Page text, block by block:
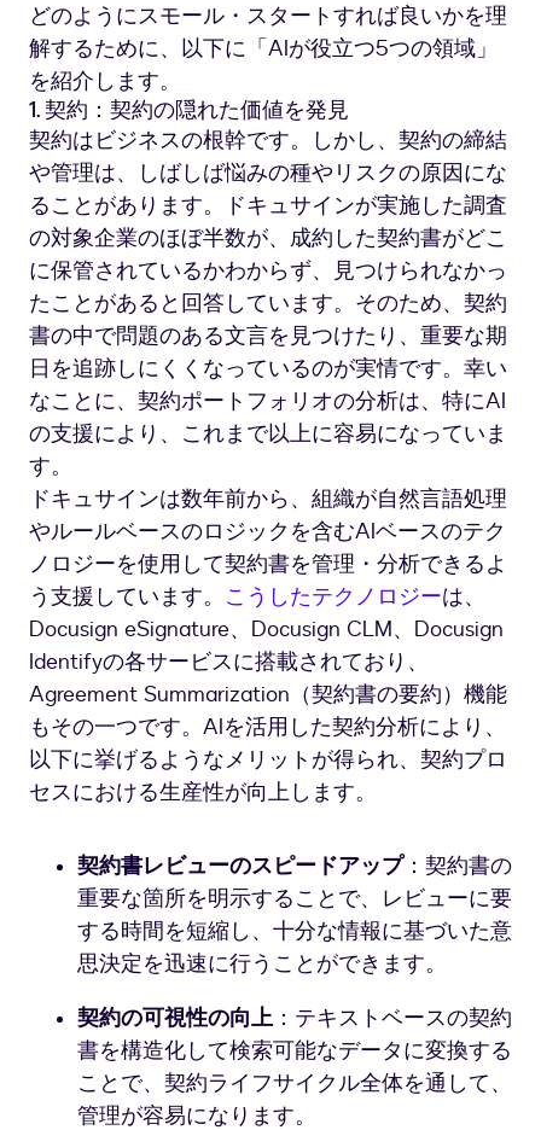
どのようにスモール・スタートすれば良いかを理
解するために、以下に「AIが役立つ5つの領域」
を紹介します。
1. 契約：契約の隠れた価値を発見
契約はビジネスの根幹です。しかし、契約の締結
や管理は、しばしば悩みの種やリスクの原因にな
ることがあります。ドキュサインが実施した調査
の対象企業のほぼ半数が、成約した契約書がどこ
に保管されているかわからず、見つけられなかっ
たことがあると回答しています。そのため、契約
書の中で問題のある文言を見つけたり、重要な期
日を追跡しにくくなっているのが実情です。幸い
なことに、契約ポートフォリオの分析は、特にAI
の支援により、これまで以上に容易になっていま
す。
ドキュサインは数年前から、組織が自然言語処理
やルールベースのロジックを含むAIベースのテク
ノロジーを使用して契約書を管理・分析できるよ
う支援しています。 こうしたテクノロジーは、
Docusign eSignature、Docusign CLM、Docusign
Identifyの各サービスに搭載されており、
Agreement Summarization（契約書の要約）機能
もその一つです。AIを活用した契約分析により、
以下に挙げるようなメリットが得られ、契約プロ
セスにおける生産性が向上します。
契約書レビューのスピードアップ：契約書の
重要な箇所を明示することで、レビューに要
する時間を短縮し、十分な情報に基づいた意
思決定を迅速に行うことができます。
契約の可視性の向上 ：テキストベースの契約
書を構造化して検索可能なデータに変換する
ことで、契約ライフサイクル全体を通して、
管理が容易になります。